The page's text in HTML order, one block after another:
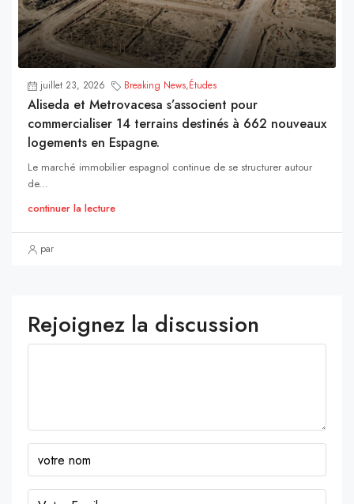
juillet 23, 2026 Breaking News,Études
Aliseda et Metrovacesa s’associent pour
commercialiser 14 terrains destinés à 662 nouveaux
logements en Espagne.
Le marché immobilier espagnol continue de se structurer autour
de...
continuer la lecture
par
Rejoignez la discussion